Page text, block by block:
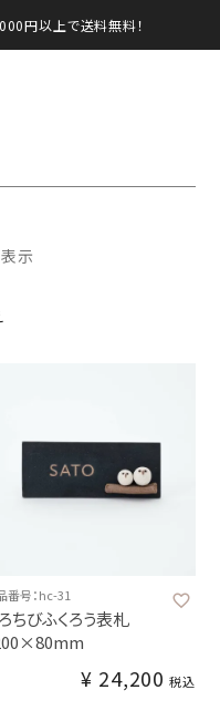
円以上で送料無料！
示
番号：hc-31
ちびふくろう表札
¥ 24,200 税込